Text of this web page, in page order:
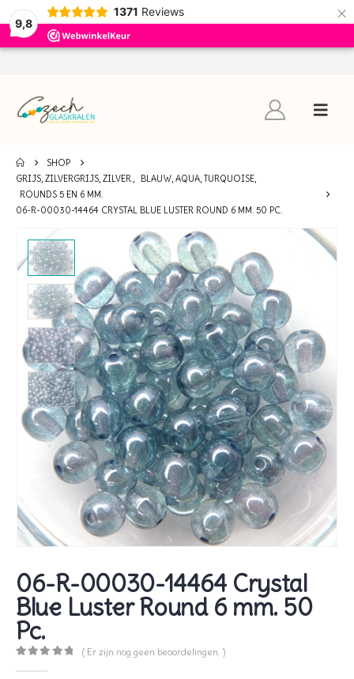
9,8
1371 Reviews ×
SHOP
GRIJS, ZILVERGRIJS, ZILVER., BLAUW, AQUA, TURQUOISE,
ROUNDS 5 EN 6 MM.
06-R-00030-14464 CRYSTAL BLUE LUSTER ROUND 6 MM. 50 PC.
06-R-00030-14464 Crystal
Blue Luster Round 6 mm. 50
Pc.
( Er zijn nog geen beoordelingen. )